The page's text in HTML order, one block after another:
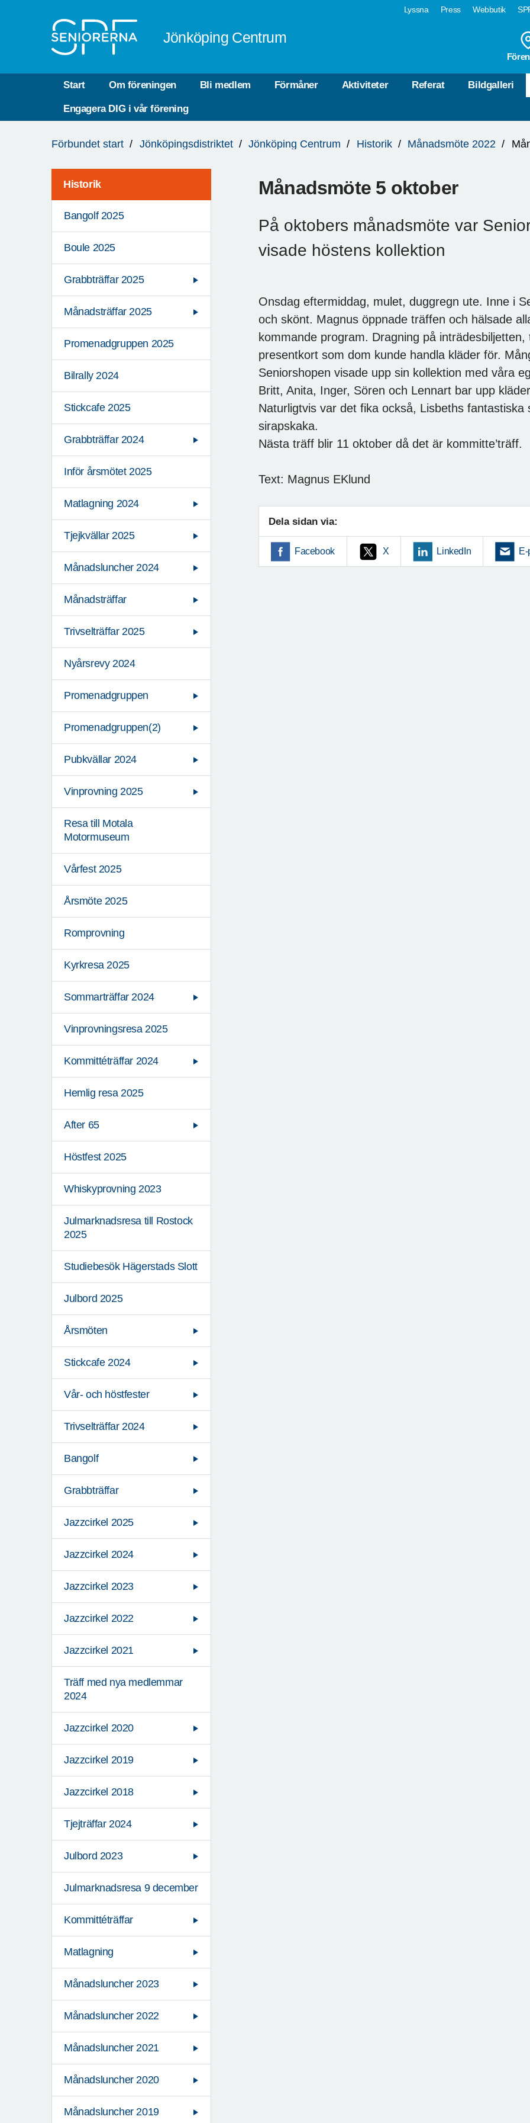
Lyssna Press Webbutik
Jönköping Centrum
Start Om föreningen Bli medlem Förmåner Aktiviteter Referat Bildgalleri
Engagera DIG i vår förening
är
Förbundet start Jönköpingsdistriktet Jönköping Centrum Historik Månadsmöte 2022
Historik
Bangolf 2025
Boule 2025
Grabbträffar 2025
Månadsträffar 2025
Promenadgruppen 2025
Bilrally 2024
Stickcafe 2025
Grabbträffar 2024
Inför årsmötet 2025
Matlagning 2024
Tjejkvällar 2025
Månadsluncher 2024
Månadsträffar
Trivselträffar 2025
Nyårsrevy 2024
Promenadgruppen
Promenadgruppen(2)
Pubkvällar 2024
Vinprovning 2025
Resa till Motala
Motormuseum
Vårfest 2025
Årsmöte 2025
Romprovning
Kyrkresa 2025
Sommarträffar 2024
Vinprovningsresa 2025
Kommittéträffar 2024
Hemlig resa 2025
After 65
Höstfest 2025
Whiskyprovning 2023
Julmarknadsresa till Rostock
2025
Studiebesök Hägerstads Slott
Julbord 2025
Årsmöten
Stickcafe 2024
Vår- och höstfester
Trivselträffar 2024
Bangolf
Grabbträffar
Jazzcirkel 2025
Jazzcirkel 2024
Jazzcirkel 2023
Jazzcirkel 2022
Jazzcirkel 2021
Träff med nya medlemmar
2024
Jazzcirkel 2020
Jazzcirkel 2019
Jazzcirkel 2018
Tjejträffar 2024
Julbord 2023
Julmarknadsresa 9 december
Kommittéträffar
Matlagning
Månadsluncher 2023
Månadsluncher 2022
Månadsluncher 2021
Månadsluncher 2020
Månadsluncher 2019
Månadsmöte 5 oktober
På oktobers månadsmöte var
visade höstens kollektion
Onsdag eftermiddag, mulet, duggregn ute. Inne i
och skönt. Magnus öppnade träffen och hälsade
kommande program. Dragning på
presentkort som dom kunde handla kläder för.
Seniorshopen visade upp sin kollektion med våra
Britt, Anita, Inger, Sören och Lennart bar upp
Naturligtvis var det fika också, Lisbeths fantastiska
sirapskaka.
Nästa träff blir 11 oktober då det är kommitte’träff.
Text: Magnus EKlund
Dela sidan via:
Facebook X LinkedIn